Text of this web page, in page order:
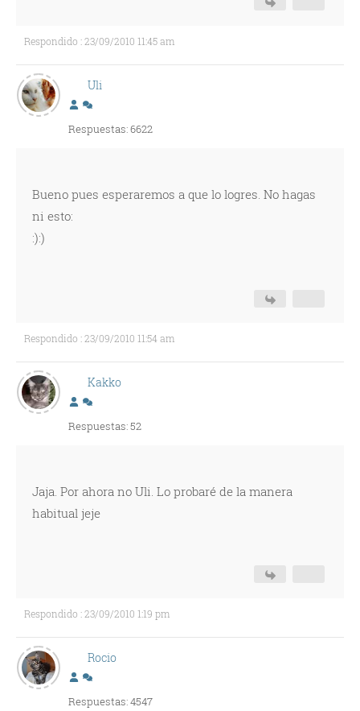
Respondido : 23/09/2010 11:45 am
Uli
Respuestas: 6622
Bueno pues esperaremos a que lo logres. No hagas
ni esto:
:):)
Respondido : 23/09/2010 11:54 am
Kakko
Respuestas: 52
Jaja. Por ahora no Uli. Lo probaré de la manera
habitual jeje
Respondido : 23/09/2010 1:19 pm
Rocio
Respuestas: 4547